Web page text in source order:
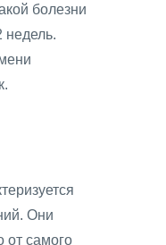
болезни
недель.
Они
от самого